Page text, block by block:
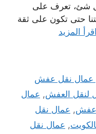
شئ، تعرف على
حتى تكون على ثقة
اقرأ المزيد
عمال نقل عفش
لنقل العفش, عمال
عفش, عمال نقل
, عمال نقل